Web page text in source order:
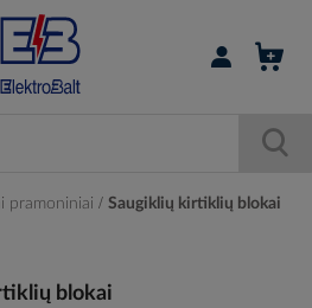
Prisijungti /
pramoniniai Saugiklių kirtiklių blokai
blokai